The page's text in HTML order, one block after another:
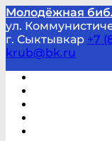
Молодёжная
ул.
г. Сыктывкар +7
krub@bk.ru